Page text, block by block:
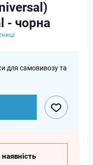
- чорна
для самовивозу та